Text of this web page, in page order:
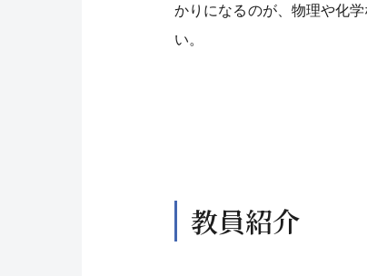
かりになるのが、物理や化
い。
教員紹介